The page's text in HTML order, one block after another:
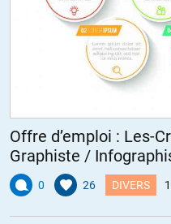
Offre d’emploi : Les-
Graphiste /
0 26 DIVERS